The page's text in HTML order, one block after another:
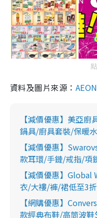
資料及圖片來源：
【減價優惠】美亞
鍋具/廚具套裝/保暖
【減價優惠】
款耳環/手鏈/戒指/項
【減價優惠】
衣/大褸/褲/裙低至3折
【網購優惠】
款經典布鞋/高筒波